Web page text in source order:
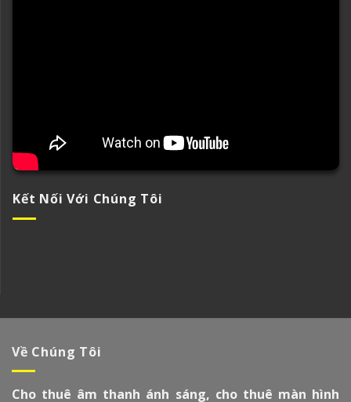
Kết Nối Với Chúng Tôi
Về Chúng Tôi
Cho thuê âm thanh ánh sáng, cho thuê màn hình